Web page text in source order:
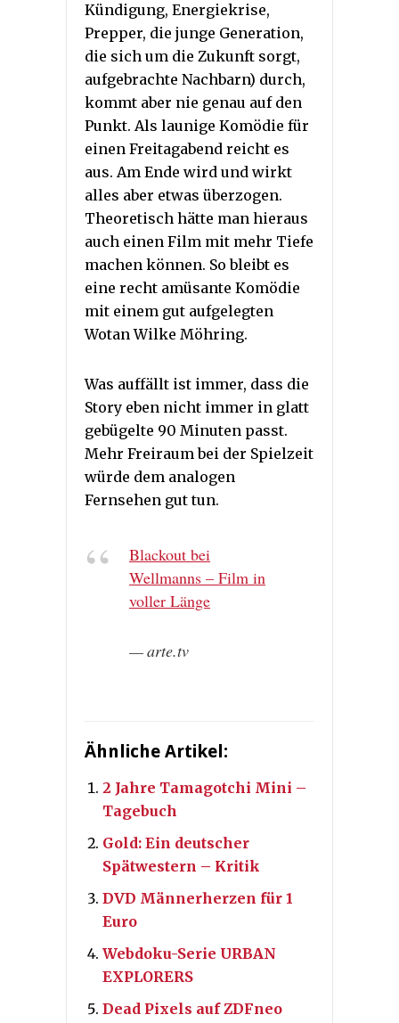
Kündigung, Energiekrise,
Prepper, die junge Generation,
die sich um die Zukunft sorgt,
aufgebrachte Nachbarn) durch,
kommt aber nie genau auf den
Punkt. Als launige Komödie für
einen Freitagabend reicht es
aus. Am Ende wird und wirkt
alles aber etwas überzogen.
Theoretisch hätte man hieraus
auch einen Film mit mehr Tiefe
machen können. So bleibt es
eine recht amüsante Komödie
mit einem gut aufgelegten
Wotan Wilke Möhring.
Was auffällt ist immer, dass die
Story eben nicht immer in glatt
gebügelte 90 Minuten passt.
Mehr Freiraum bei der Spielzeit
würde dem analogen
Fernsehen gut tun.
Blackout bei
Wellmanns – Film in
voller Länge
arte.tv
Ähnliche Artikel:
2 Jahre Tamagotchi Mini –
Tagebuch
Gold: Ein deutscher
Spätwestern – Kritik
DVD Männerherzen für 1
Euro
Webdoku-Serie URBAN
EXPLORERS
Dead Pixels auf ZDFneo